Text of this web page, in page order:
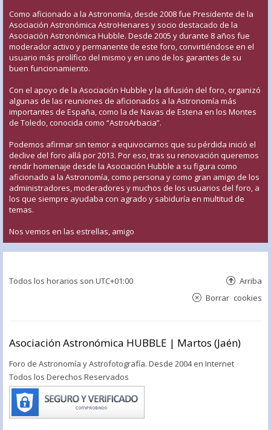
Como aficionado a la Astronomía, desde 2008 fue Presidente de la
Asociación Astronómica AstroHenares y socio destacado de la
Asociación Astronómica Hubble. Desde 2005 y durante 8 años fue
moderador activo y permanente de este foro, convirtiéndose en el
usuario más prolífico del mismo y en uno de los garantes de su
buen funcionamiento.
Con el apoyo de la Asociación Hubble y la difusión del foro, organizó
algunas de las reuniones de aficionados a la Astronomía más
importantes de España, como la de Navas de Estena en los Montes
de Toledo, conocida como “AstroArbacia”.
Podemos afirmar sin temor a equivocarnos que su pérdida inició el
declive del foro allá por 2013. Por eso, tras su renovación queremos
rendir homenaje desde la Asociación Hubble a su figura como
aficionado a la Astronomía, como persona y como gran amigo de los
administradores, moderadores y muchos de los usuarios del foro, a
los que siempre ayudaba con agrado y sabiduría en multitud de
temas.
Nos vemos en las estrellas, amigo
Todos los horarios son UTC+01:00 Arriba
Borrar cookies
Asociación Astronómica HUBBLE | Martos (Jaén)
Foro de Astronomía y Astrofotografía. Desde 2004 en Internet
Todos los Derechos Reservados